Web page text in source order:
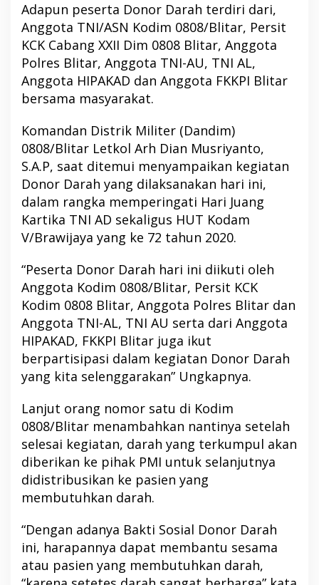
Adapun peserta Donor Darah terdiri dari,
Anggota TNI/ASN Kodim 0808/Blitar, Persit
KCK Cabang XXII Dim 0808 Blitar, Anggota
Polres Blitar, Anggota TNI-AU, TNI AL,
Anggota HIPAKAD dan Anggota FKKPI Blitar
bersama masyarakat.
Komandan Distrik Militer (Dandim)
0808/Blitar Letkol Arh Dian Musriyanto,
S.A.P, saat ditemui menyampaikan kegiatan
Donor Darah yang dilaksanakan hari ini,
dalam rangka memperingati Hari Juang
Kartika TNI AD sekaligus HUT Kodam
V/Brawijaya yang ke 72 tahun 2020.
“Peserta Donor Darah hari ini diikuti oleh
Anggota Kodim 0808/Blitar, Persit KCK
Kodim 0808 Blitar, Anggota Polres Blitar dan
Anggota TNI-AL, TNI AU serta dari Anggota
HIPAKAD, FKKPI Blitar juga ikut
berpartisipasi dalam kegiatan Donor Darah
yang kita selenggarakan” Ungkapnya.
Lanjut orang nomor satu di Kodim
0808/Blitar menambahkan nantinya setelah
selesai kegiatan, darah yang terkumpul akan
diberikan ke pihak PMI untuk selanjutnya
didistribusikan ke pasien yang
membutuhkan darah.
“Dengan adanya Bakti Sosial Donor Darah
ini, harapannya dapat membantu sesama
atau pasien yang membutuhkan darah,